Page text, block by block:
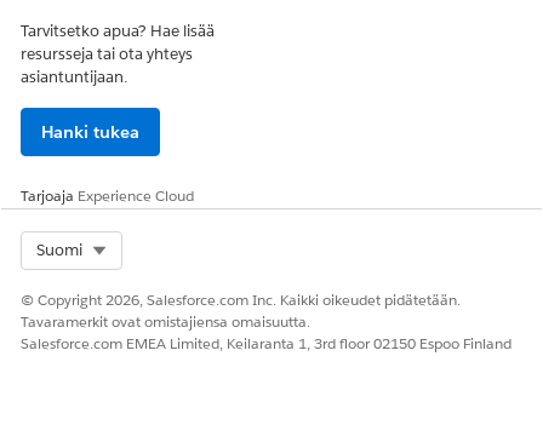
Tarvitsetko apua? Hae lisää
resursseja tai ota yhteys
asiantuntijaan.
Hanki tukea
Tarjoaja Experience Cloud
Suomi
© Copyright 2026, Salesforce.com Inc. Kaikki oikeudet pidätetään.
Tavaramerkit ovat omistajiensa omaisuutta.
Salesforce.com EMEA Limited, Keilaranta 1, 3rd floor 02150 Espoo Finland